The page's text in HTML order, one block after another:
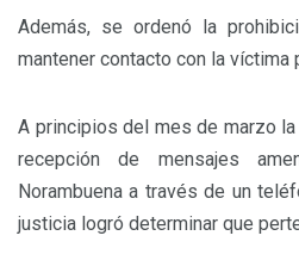
Además, se ordenó la
mantener contacto con la víctima
A principios del mes de marzo la
recepción de mensajes
Norambuena a través de un
justicia logró determinar que